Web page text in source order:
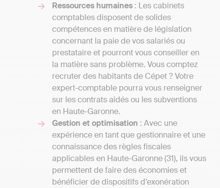
Ressources humaines : Les cabinets
comptables disposent de solides
compétences en matière de législation
concernant la paie de vos salariés ou
prestataire et pourront vous conseiller en
la matière sans problème. Vous comptez
recruter des habitants de Cépet ? Votre
expert-comptable pourra vous renseigner
sur les contrats aidés ou les subventions
en Haute-Garonne.
Gestion et optimisation : Avec une
expérience en tant que gestionnaire et une
connaissance des règles fiscales
applicables en Haute-Garonne (31), ils vous
permettent de faire des économies et
bénéficier de dispositifs d’exonération